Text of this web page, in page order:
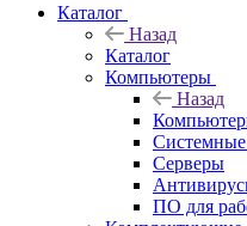
Каталог
Назад
Каталог
Компьютеры
Назад
Серверы
ПО для